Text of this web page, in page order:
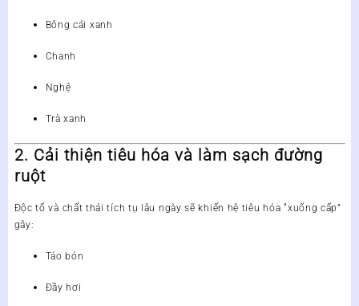
Bông cải xanh
Chanh
Nghệ
Trà xanh
2. Cải thiện tiêu hóa và làm sạch đường
ruột
Độc tố và chất thải tích tụ lâu ngày sẽ khiến hệ tiêu hóa “xuống cấp”
gây:
Táo bón
Đầy hơi